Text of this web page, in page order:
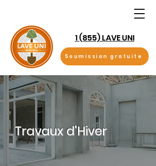
Soumission gratuite
1 (855) LAVE UNI
Travaux d'Hiver